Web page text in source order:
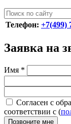
Телефон: +7(499)
Заявка на
Имя *
Согласен с
соответствии с (
Позвоните мне